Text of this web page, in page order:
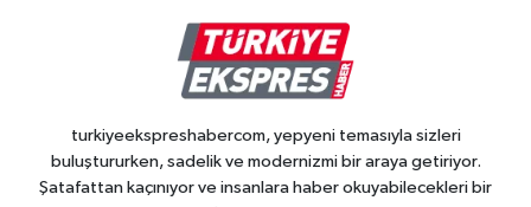
turkiyeekspreshabercom, yepyeni temasıyla sizleri
buluştururken, sadelik ve modernizmi bir araya getiriyor.
Şatafattan kaçınıyor ve insanlara haber okuyabilecekleri bir